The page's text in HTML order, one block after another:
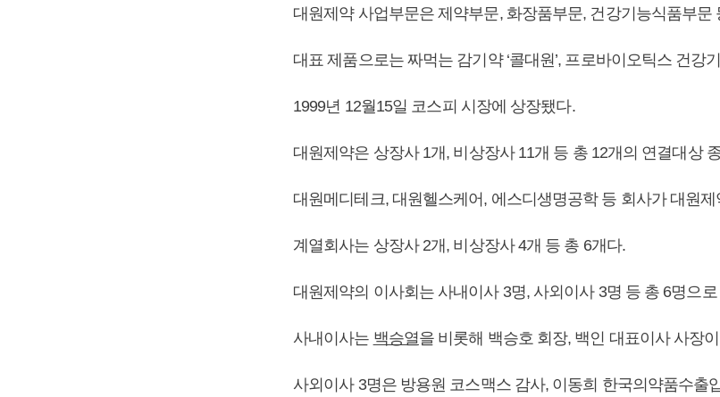
대원제약 사업부문은 제약부문, 화장품부문, 건강기능식품부문
대표 제품으로는 짜먹는 감기약 ‘콜대원’, 프로바이오틱스 건강
1999년 12월15일 코스피 시장에 상장됐다.
대원제약은 상장사 1개, 비상장사 11개 등 총 12개의 연결대상
대원메디테크, 대원헬스케어, 에스디생명공학 등 회사가 대원
계열회사는 상장사 2개, 비상장사 4개 등 총 6개다.
대원제약의 이사회는 사내이사 3명, 사외이사 3명 등 총 6명으
사내이사는 백승열을 비롯해 백승호 회장, 백인 대표이사 사장
사외이사 3명은 방용원 코스맥스 감사, 이동희 한국의약품수출